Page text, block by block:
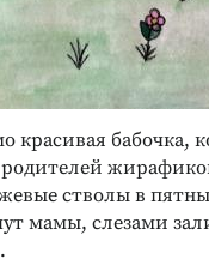
бабочка,
родителей
стволы в
мамы, слезами